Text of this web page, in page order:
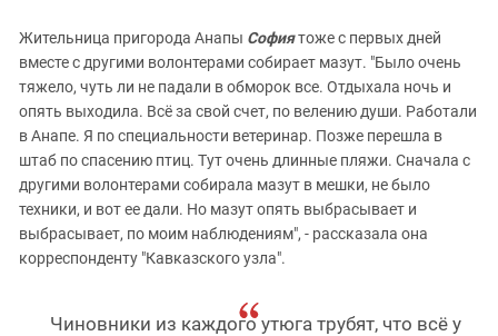
Жительница пригорода Анапы Софиятоже с первых дней
вместе с другими волонтерами собирает мазут. "Было очень
тяжело, чуть ли не падали в обморок все. Отдыхала ночь и
опять выходила. Всё за свой счет, по велению души. Работали
в Анапе. Я по специальности ветеринар. Позже перешла в
штаб по спасению птиц. Тут очень длинные пляжи. Сначала с
другими волонтерами собирала мазут в мешки, не было
техники, и вот ее дали. Но мазут опять выбрасывает и
выбрасывает, по моим наблюдениям", - рассказала она
корреспонденту "Кавказского узла".
Чиновники из каждого утюга трубят, что всё у